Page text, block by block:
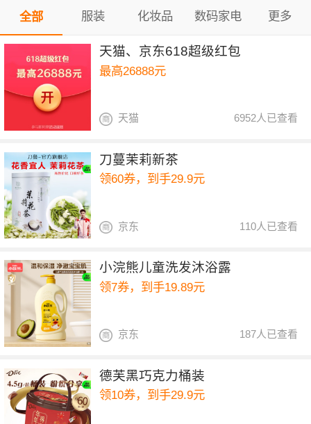
全部 服装 化妆品 数码家电 更多
天猫、京东618超级红包
最高26888元
6952人已查看
天猫
刀蔓茉莉新茶
领60券，到手29.9元
110人已查看
京东
小浣熊儿童洗发沐浴露
领7券，到手19.89元
187人已查看
京东
德芙黑巧克力桶装
领10券，到手29.9元